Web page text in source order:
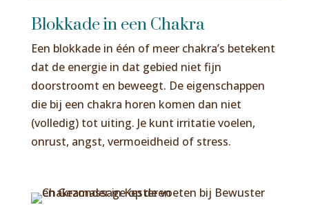
Blokkade in een Chakra
Een blokkade in één of meer chakra’s betekent
dat de energie in dat gebied niet fijn
doorstroomt en beweegt. De eigenschappen
die bij een chakra horen komen dan niet
(volledig) tot uiting. Je kunt irritatie voelen,
onrust, angst, vermoeidheid of stress.